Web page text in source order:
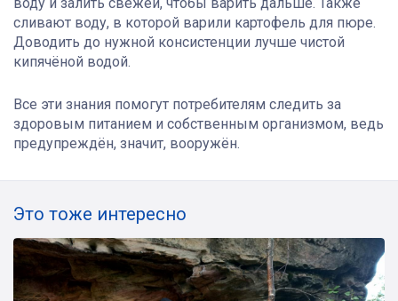
воду и залить свежей, чтобы варить дальше. Также
сливают воду, в которой варили картофель для пюре.
Доводить до нужной консистенции лучше чистой
кипячёной водой.
Все эти знания помогут потребителям следить за
здоровым питанием и собственным организмом, ведь
предупреждён, значит, вооружён.
Это тоже интересно